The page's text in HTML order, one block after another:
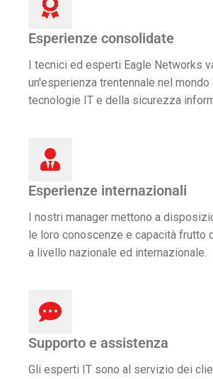
Esperienze consolidate
I tecnici ed esperti Eagle Networks
un'esperienza trentennale nel mondo
tecnologie IT e della sicurezza
Esperienze internazionali
I nostri manager mettono a
le loro conoscenze e capacità frutto
a livello nazionale ed internazionale.
Supporto e assistenza
Gli esperti IT sono al servizio dei